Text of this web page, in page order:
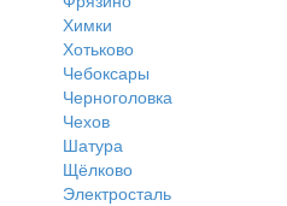
Химки
Хотьково
Чебоксары
Черноголовка
Чехов
Шатура
Щёлково
Электросталь